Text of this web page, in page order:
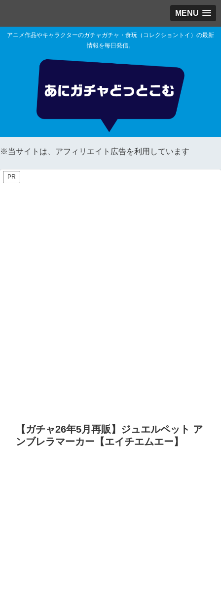
MENU
アニメ作品やキャラクターのガチャガチャ・食玩（コレクショントイ）の最新
情報を毎日発信。
※当サイトは、アフィリエイト広告を利用しています
PR
【ガチャ26年5月再販】ジュエルペット ア
ンブレラマーカー【エイチエムエー】